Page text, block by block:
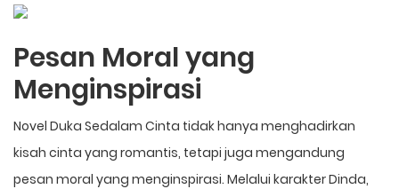
Pesan Moral yang
Menginspirasi
Novel Duka Sedalam Cinta tidak hanya menghadirkan
kisah cinta yang romantis, tetapi juga mengandung
pesan moral yang menginspirasi. Melalui karakter Dinda,